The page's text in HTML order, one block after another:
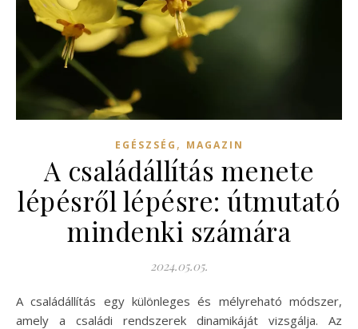
EGÉSZSÉG , MAGAZIN
A családállítás menete
lépésről lépésre: útmutató
mindenki számára
2024.05.05.
A családállítás egy különleges és mélyreható módszer,
amely a családi rendszerek dinamikáját vizsgálja. Az